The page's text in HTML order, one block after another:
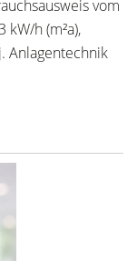
vom
kW/h (m²a),
Anlagentechnik